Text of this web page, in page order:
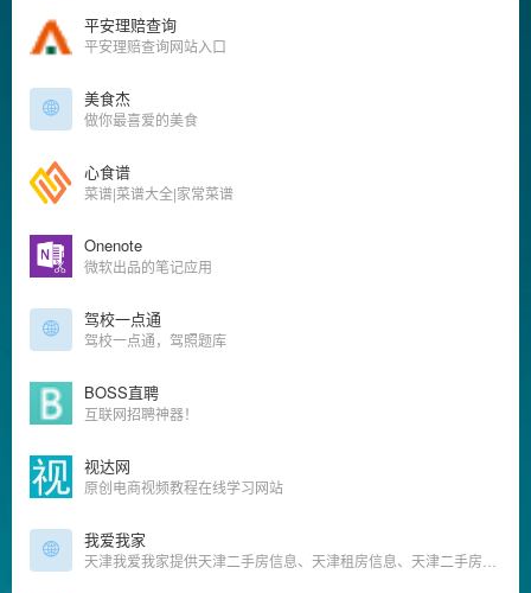
平安理赔查询
平安理赔查询网站入口
美食杰
做你最喜爱的美食
心食谱
菜谱|菜谱大全|家常菜谱
Onenote
微软出品的笔记应用
驾校一点通
驾校一点通，驾照题库
BOSS直聘
互联网招聘神器！
视达网
原创电商视频教程在线学习网站
我爱我家